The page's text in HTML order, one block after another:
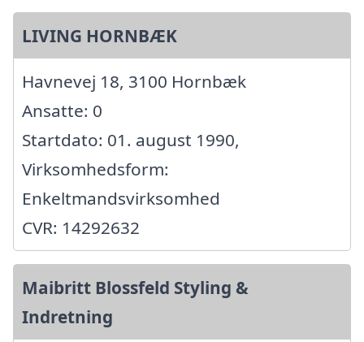
LIVING HORNBÆK
Havnevej 18, 3100 Hornbæk
Ansatte: 0
Startdato: 01. august 1990,
Virksomhedsform:
Enkeltmandsvirksomhed
CVR: 14292632
Maibritt Blossfeld Styling &
Indretning